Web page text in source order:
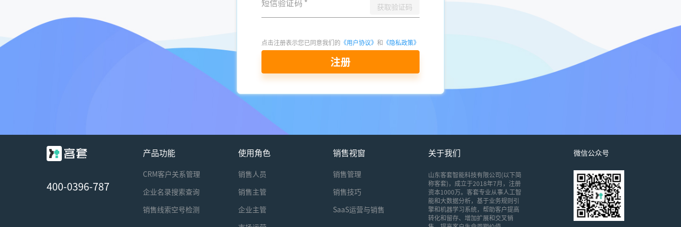
短信验证码 * 获取验证码
点击注册表示您已同意我们的 《用户协议》 和 《隐私政策》
注册
400-0396-787
产品功能
CRM客户关系管理
企业名录搜索查询
销售线索空号检测
使用角色
销售人员
销售主管
企业主管
销售视窗
销售管理
销售技巧
SaaS运营与销售
关于我们
山东客套智能科技有限公司(以下简
称客套)，成立于2018年7月，注册
资本1000万。客套专业从事人工智
能和大数据分析，基于业务规则引
擎和机器学习系统，帮助客户提高
转化和留存、增加扩展和交叉销
微信公众号